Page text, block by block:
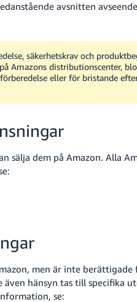
avsnitten
säkerhetskrav och
Amazons distributionscenter,
eller för bristande
sälja dem på Amazon. Alla
men är inte berättigade
hänsyn tas till specifika
se: